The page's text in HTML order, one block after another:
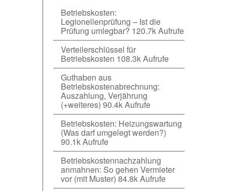
Betriebskosten:
Legionellenprüfung – Ist die
Prüfung umlegbar? 120.7k Aufrufe
Verteilerschlüssel für
Betriebskosten 108.3k Aufrufe
Guthaben aus
Betriebskostenabrechnung:
Auszahlung, Verjährung
(+weiteres) 90.4k Aufrufe
Betriebskosten: Heizungswartung
(Was darf umgelegt werden?)
90.1k Aufrufe
Betriebskostennachzahlung
anmahnen: So gehen Vermieter
vor (mit Muster) 84.8k Aufrufe